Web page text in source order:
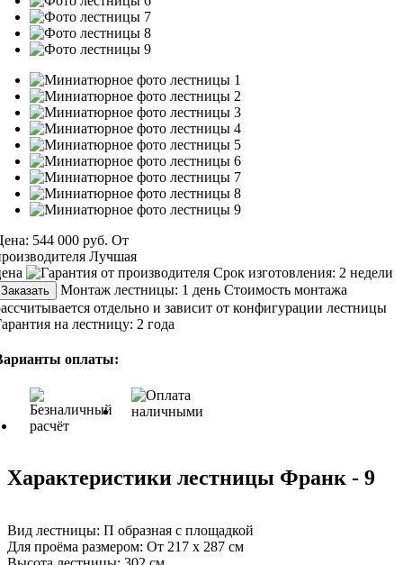
544 000 руб. От
Лучшая
Срок изготовления: 2 недели
Заказать Монтаж лестницы: 1 день Стоимость монтажа
отдельно и зависит от конфигурации лестницы
на лестницу: 2 года
оплаты:
Характеристики лестницы Франк - 9
Вид лестницы: П образная с площадкой
Для проёма размером: От 217 х 287 см